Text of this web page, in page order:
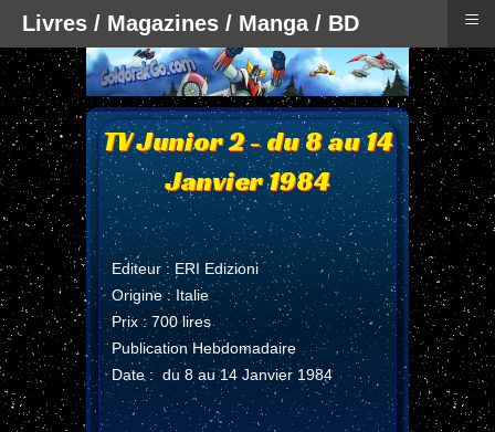
TV Junior 2 - du 8 au 14
Janvier 1984
Editeur : ERI Edizioni
Origine : Italie
Prix : 700 lires
Publication Hebdomadaire
Date : du 8 au 14 Janvier 1984
Livres / Magazines / Manga / BD ≡